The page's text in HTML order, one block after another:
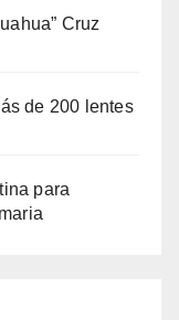
Cruz
de 200 lentes
para